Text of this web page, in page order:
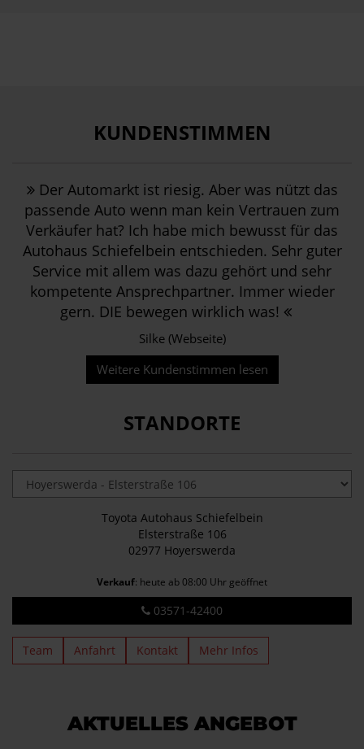
KUNDENSTIMMEN
Der Automarkt ist riesig. Aber was nützt das
passende Auto wenn man kein Vertrauen zum
Verkäufer hat? Ich habe mich bewusst für das
Autohaus Schiefelbein entschieden. Sehr guter
Service mit allem was dazu gehört und sehr
kompetente Ansprechpartner. Immer wieder
gern. DIE bewegen wirklich was!
Silke (Webseite)
Weitere Kundenstimmen lesen
STANDORTE
Toyota Autohaus Schiefelbein
Elsterstraße 106
02977 Hoyerswerda
Verkauf: heute ab 08:00 Uhr geöffnet
03571-42400
Team Anfahrt Kontakt Mehr Infos
AKTUELLES ANGEBOT